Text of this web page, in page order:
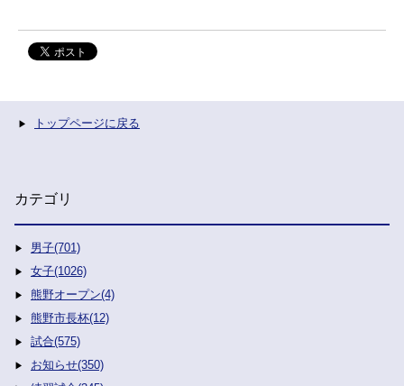
トップページに戻る
カテゴリ
男子(701)
女子(1026)
熊野オープン(4)
熊野市長杯(12)
試合(575)
お知らせ(350)